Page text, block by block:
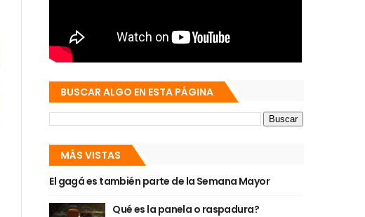
BUSCAR ALGO EN ESTA PÁGINA
MÁS VISTAS
El gagá es también parte de la Semana Mayor
Qué es la panela o raspadura?